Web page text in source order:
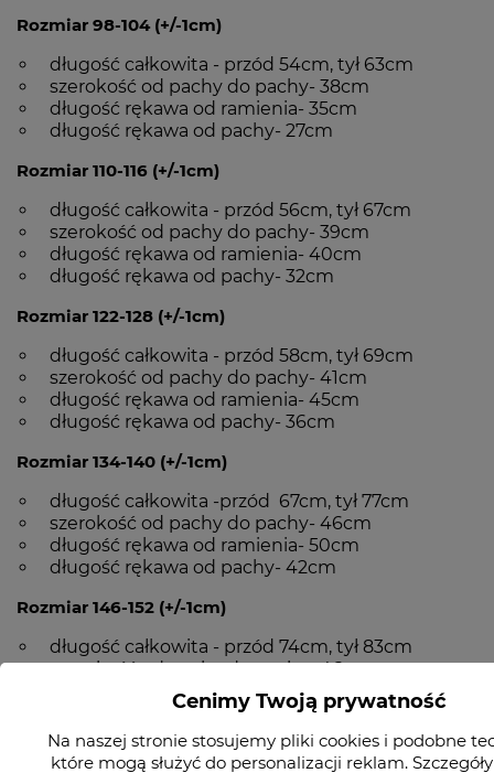
Rozmiar 98-104 (+/-1cm)
długość całkowita - przód 54cm, tył 63cm
szerokość od pachy do pachy- 38cm
długość rękawa od ramienia- 35cm
długość rękawa od pachy- 27cm
Rozmiar 110-116 (+/-1cm)
długość całkowita - przód 56cm, tył 67cm
szerokość od pachy do pachy- 39cm
długość rękawa od ramienia- 40cm
długość rękawa od pachy- 32cm
Rozmiar 122-128 (+/-1cm)
długość całkowita - przód 58cm, tył 69cm
szerokość od pachy do pachy- 41cm
długość rękawa od ramienia- 45cm
długość rękawa od pachy- 36cm
Rozmiar 134-140 (+/-1cm)
długość całkowita -przód 67cm, tył 77cm
szerokość od pachy do pachy- 46cm
długość rękawa od ramienia- 50cm
długość rękawa od pachy- 42cm
Rozmiar 146-152 (+/-1cm)
długość całkowita - przód 74cm, tył 83cm
szerokość od pachy do pachy- 46cm
długość rękawa od ramienia- 56cm
długość rękawa od pachy- 47cm
Ubranie mierzone na płasko.
Cenimy Twoją prywatność
Na naszej stronie stosujemy pliki cookies i podobne
które mogą służyć do personalizacji reklam.